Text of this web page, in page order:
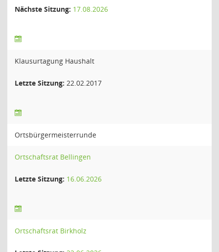
Nächste Sitzung: 17.08.2026
Klausurtagung Haushalt
Letzte Sitzung: 22.02.2017
Ortsbürgermeisterrunde
Ortschaftsrat Bellingen
Letzte Sitzung: 16.06.2026
Ortschaftsrat Birkholz